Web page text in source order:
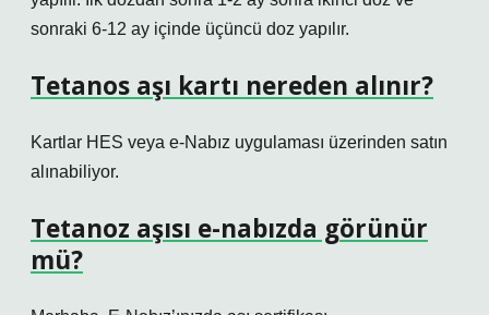
sonraki 6-12 ay içinde üçüncü doz yapılır.
Tetanos aşı kartı nereden alınır?
Kartlar HES veya e-Nabız uygulaması üzerinden satın
alınabiliyor.
Tetanoz aşısı e-nabızda görünür
mü?